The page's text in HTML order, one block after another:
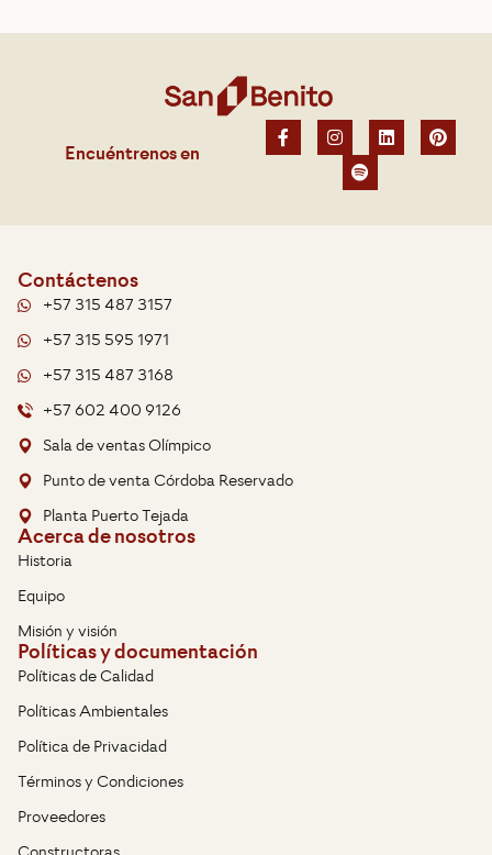
Encuéntrenos en
Contáctenos
+57 315 487 3157
+57 315 595 1971
+57 315 487 3168
+57 602 400 9126
Sala de ventas Olímpico
Punto de venta Córdoba Reservado
Planta Puerto Tejada
Acerca de nosotros
Historia
Equipo
Misión y visión
Políticas y documentación
Políticas de Calidad
Políticas Ambientales
Política de Privacidad
Términos y Condiciones
Proveedores